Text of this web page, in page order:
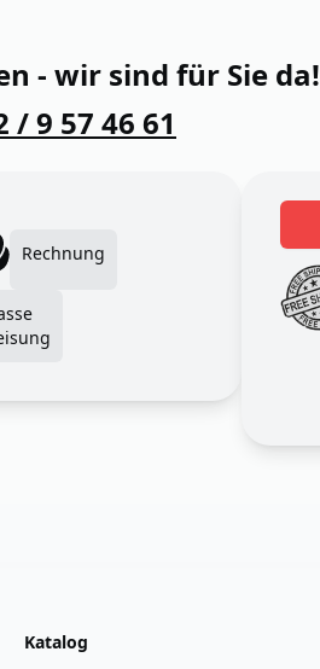
- wir sind für Sie da!
/ 9 57 46 61
Rechnung
Katalog